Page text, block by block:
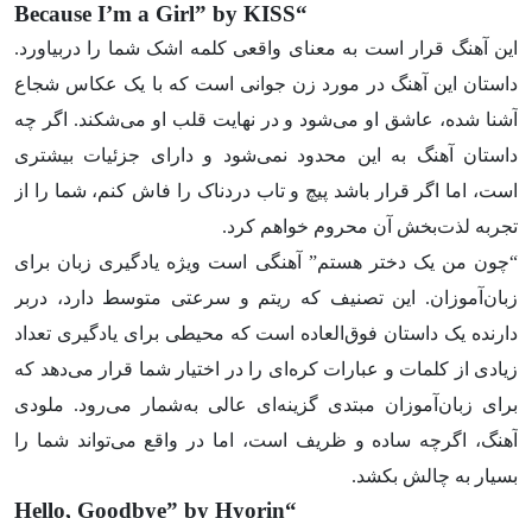
“Because I’m a Girl” by KISS
این آهنگ قرار است به معنای واقعی کلمه اشک شما را دربیاورد.
داستان این آهنگ در مورد زن جوانی است که با یک عکاس شجاع
آشنا شده، عاشق او می‌شود و در نهایت قلب او می‌شکند. اگر چه
داستان آهنگ به این محدود نمی‌شود و دارای جزئیات بیشتری
است، اما اگر قرار باشد پیچ و تاب دردناک را فاش کنم، شما را از
تجربه لذت‌بخش آن محروم خواهم کرد.
“چون من یک دختر هستم” آهنگی است ویژه یادگیری زبان برای
زبان‌آموزان. این تصنیف که ریتم و سرعتی متوسط ​​دارد، دربر
دارنده یک داستان فوق‌العاده است که محیطی برای یادگیری تعداد
زیادی از کلمات و عبارات کره‌ای را در اختیار شما قرار می‌دهد که
برای زبان‌آموزان مبتدی گزینه‌ای عالی به‌شمار می‌رود. ملودی
آهنگ، اگرچه ساده و ظریف است، اما در واقع می‌تواند شما را
بسیار به چالش بکشد.
“Hello, Goodbye” by Hyorin